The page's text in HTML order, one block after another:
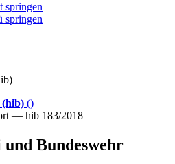
springen
springen
(hib) ()
— hib 183/2018
Bundeswehr